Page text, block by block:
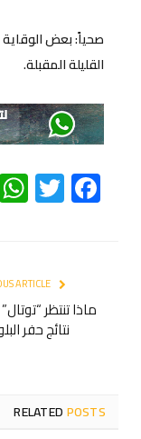
صحياً: بعض
القليلة المقبلة.
ماذا تنتظر
نتائج حفر
RELATEDPOSTS